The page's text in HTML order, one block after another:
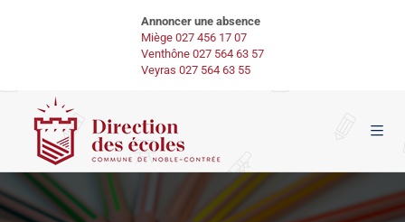
Annoncer une absence
Miège 027 456 17 07
Venthône 027 564 63 57
Veyras 027 564 63 55